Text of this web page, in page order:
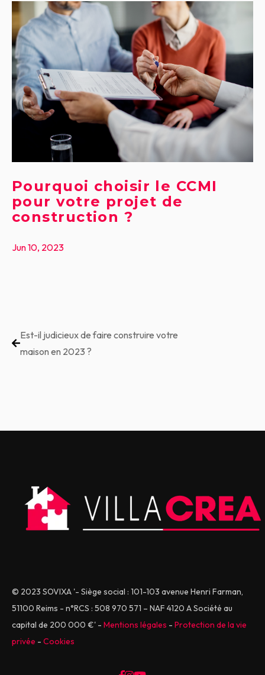
Pourquoi choisir le CCMI
pour votre projet de
construction ?
Jun 10, 2023
Est-il judicieux de faire construire votre
maison en 2023 ?
© 2023 SOVIXA '- Siège social : 101-103 avenue Henri Farman,
51100 Reims - n°RCS : 508 970 571 – NAF 4120 A Société au
capital de 200 000 €' - Mentions légales - Protection de la vie
privée - Cookies